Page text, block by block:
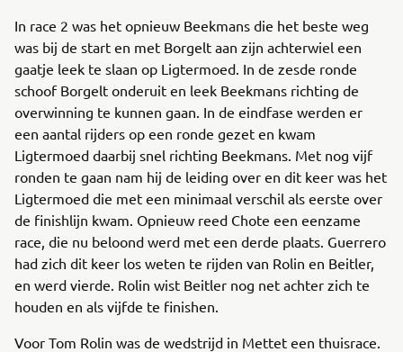
In race 2 was het opnieuw Beekmans die het beste weg
was bij de start en met Borgelt aan zijn achterwiel een
gaatje leek te slaan op Ligtermoed. In de zesde ronde
schoof Borgelt onderuit en leek Beekmans richting de
overwinning te kunnen gaan. In de eindfase werden er
een aantal rijders op een ronde gezet en kwam
Ligtermoed daarbij snel richting Beekmans. Met nog vijf
ronden te gaan nam hij de leiding over en dit keer was het
Ligtermoed die met een minimaal verschil als eerste over
de finishlijn kwam. Opnieuw reed Chote een eenzame
race, die nu beloond werd met een derde plaats. Guerrero
had zich dit keer los weten te rijden van Rolin en Beitler,
en werd vierde. Rolin wist Beitler nog net achter zich te
houden en als vijfde te finishen.
Voor Tom Rolin was de wedstrijd in Mettet een thuisrace.